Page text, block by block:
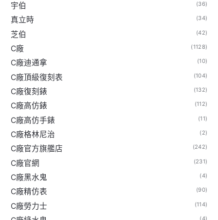
宇伯 (36)
真立時 (34)
芝伯 (42)
C廠 (1128)
C廠迪通拿 (10)
C廠頂級復刻表 (104)
C廠復刻錶 (132)
C廠高仿錶 (112)
C廠高仿手錶 (11)
C廠格林尼治 (2)
C廠官方旗艦店 (242)
C廠官網 (231)
C廠黑水鬼 (4)
C廠精仿表 (90)
C廠勞力士 (114)
(4)